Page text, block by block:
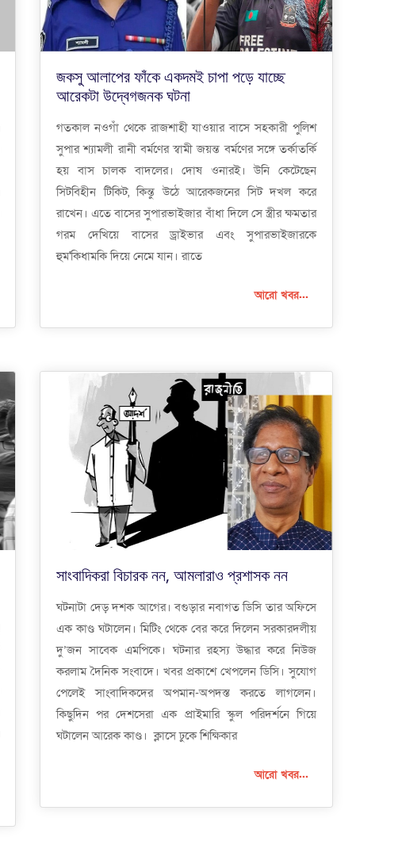
জকসু আলাপের ফাঁকে একদমই চাপা পড়ে যাচ্ছে
আরেকটা উদ্বেগজনক ঘটনা
গতকাল নওগাঁ থেকে রাজশাহী যাওয়ার বাসে সহকারী পুলিশ
সুপার শ্যামলী রানী বর্মণের স্বামী জয়ন্ত বর্মণের সঙ্গে তর্কাতর্কি
হয় বাস চালক বাদলের। দোষ ওনারই। উনি কেটেছেন
সিটবিহীন টিকিট, কিন্তু উঠে আরেকজনের সিট দখল করে
রাখেন। এতে বাসের সুপারভাইজার বাঁধা দিলে সে স্ত্রীর ক্ষমতার
গরম দেখিয়ে বাসের ড্রাইভার এবং সুপারভাইজারকে
হুম'কিধামকি দিয়ে নেমে যান। রাতে
আরো খবর...
সাংবাদিকরা বিচারক নন, আমলারাও প্রশাসক নন
ঘটনাটা দেড় দশক আগের। বগুড়ার নবাগত ডিসি তার অফিসে
এক কাণ্ড ঘটালেন। মিটিং থেকে বের করে দিলেন সরকারদলীয়
দু’জন সাবেক এমপিকে। ঘটনার রহস্য উদ্ধার করে নিউজ
করলাম দৈনিক সংবাদে। খবর প্রকাশে খেপলেন ডিসি। সুযোগ
পেলেই সাংবাদিকদের অপমান-অপদস্ত করতে লাগলেন।
কিছুদিন পর দেশসেরা এক প্রাইমারি স্কুল পরিদর্শনে গিয়ে
ঘটালেন আরেক কাণ্ড। ক্লাসে ঢুকে শিক্ষিকার
আরো খবর...